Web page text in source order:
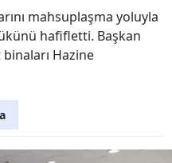
mahsuplaşma yoluyla
hafifletti. Başkan
binaları Hazine